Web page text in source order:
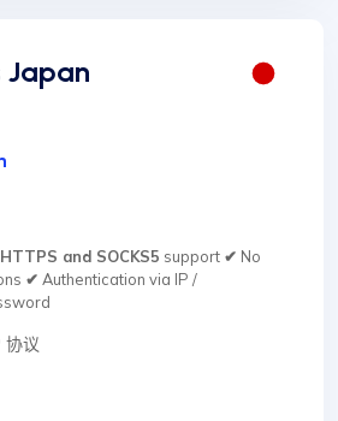
Japan
and SOCKS5 support ✔ No
✔ Authentication via IP /
协议